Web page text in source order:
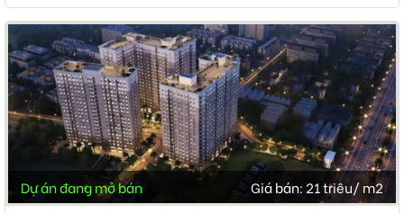
Dự án đang mở bán Giá bán: 21 triêu/ m2